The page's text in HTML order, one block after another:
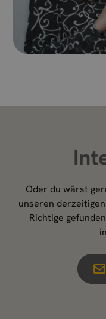
Oder du wärst
unseren
Richtige